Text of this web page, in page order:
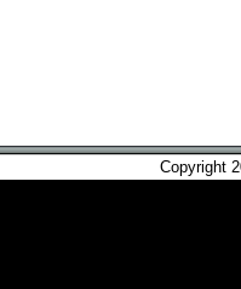
Copyright